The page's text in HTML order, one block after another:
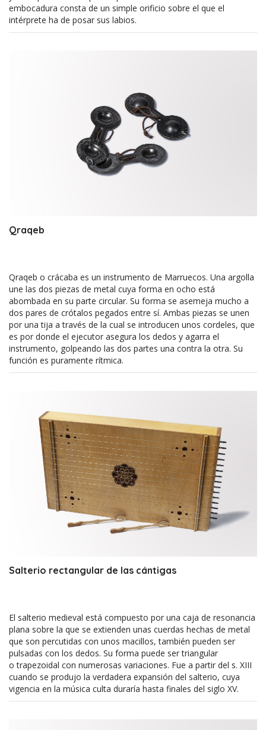
embocadura consta de un simple orificio sobre el que el
intérprete ha de posar sus labios.
Qraqeb
Qraqeb o crácaba es un instrumento de Marruecos. Una argolla
une las dos piezas de metal cuya forma en ocho está
abombada en su parte circular. Su forma se asemeja mucho a
dos pares de crótalos pegados entre sí. Ambas piezas se unen
por una tija a través de la cual se introducen unos cordeles, que
es por donde el ejecutor asegura los dedos y agarra el
instrumento, golpeando las dos partes una contra la otra. Su
función es puramente rítmica.
Salterio rectangular de las cántigas
El salterio medieval está compuesto por una caja de resonancia
plana sobre la que se extienden unas cuerdas hechas de metal
que son percutidas con unos macillos, también pueden ser
pulsadas con los dedos. Su forma puede ser triangular
o trapezoidal con numerosas variaciones. Fue a partir del s. XIII
cuando se produjo la verdadera expansión del salterio, cuya
vigencia en la música culta duraría hasta finales del siglo XV.